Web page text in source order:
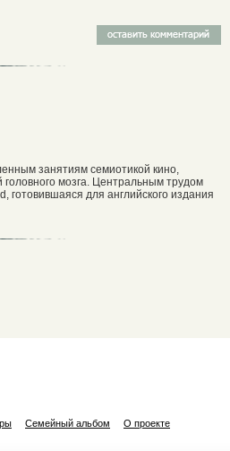
занятиям семиотикой кино,
мозга. Центральным трудом
готовившаяся для английского издания
Семейный альбом О проекте